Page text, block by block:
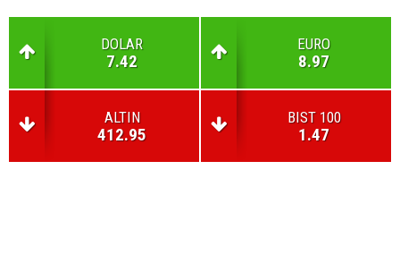
DOLAR
7.42
EURO
8.97
ALTIN
412.95
BIST 100
1.47